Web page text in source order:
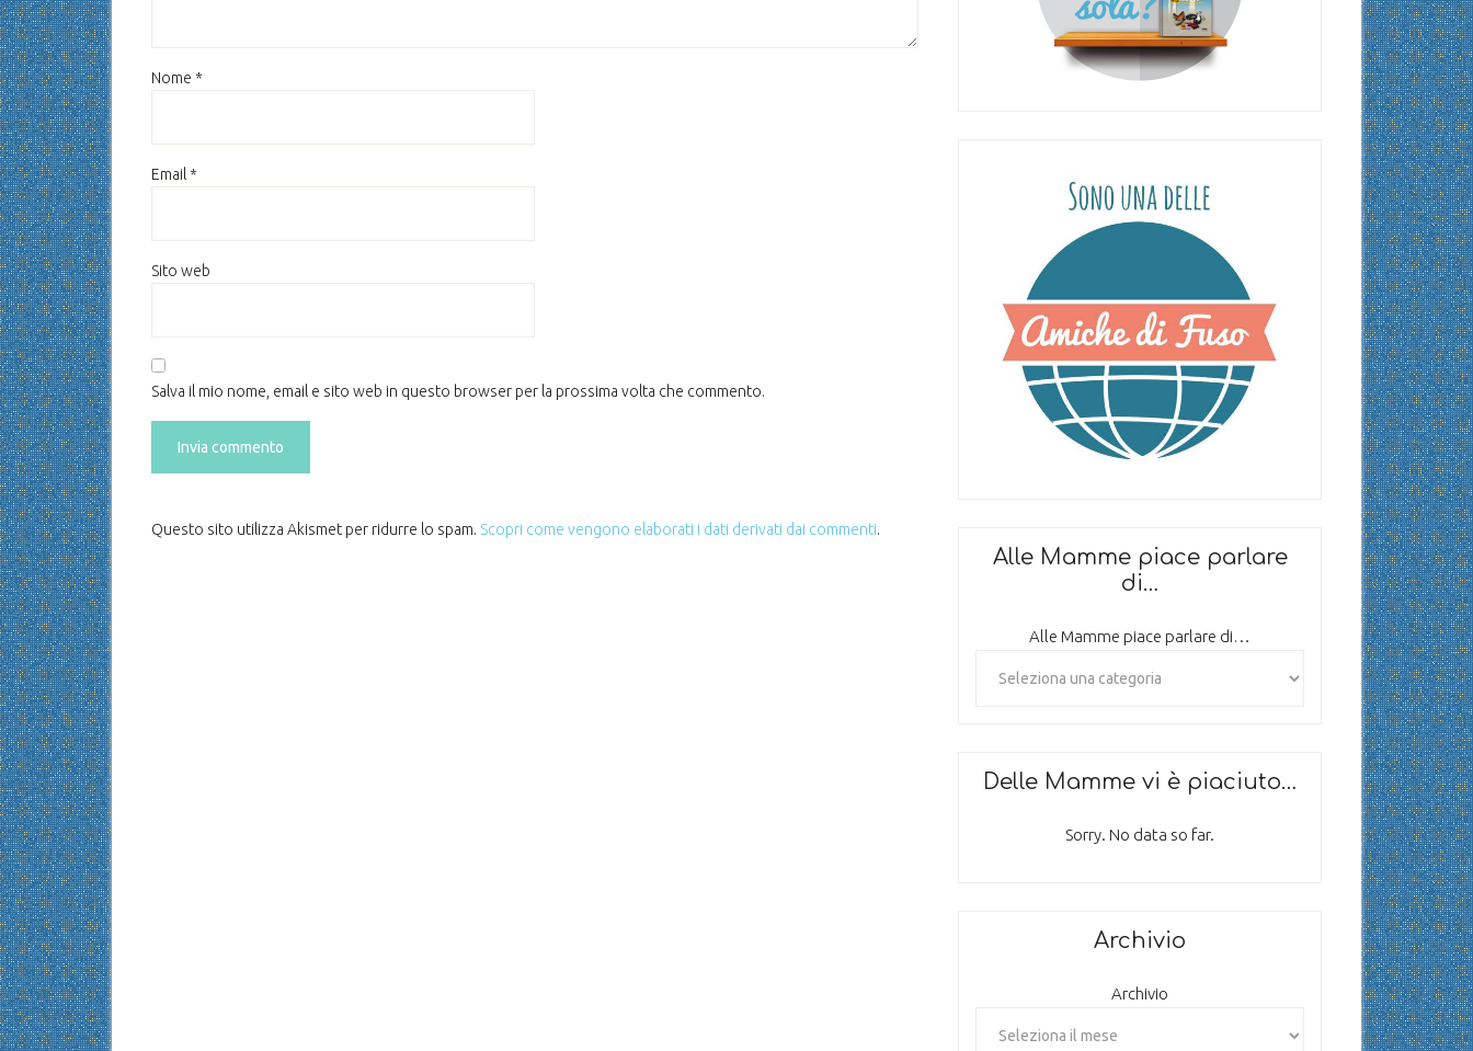
Nome *
Email *
Sito web
Salva il mio nome, email e sito web in questo browser per la prossima volta che commento.
Questo sito utilizza Akismet per ridurre lo spam. Scopri come vengono elaborati i dati derivati dai commenti.
Alle Mamme piace parlare
di…
Alle Mamme piace parlare di…
Delle Mamme vi è piaciuto…
Sorry. No data so far.
Archivio
Archivio